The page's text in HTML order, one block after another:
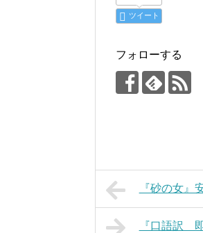
ツイート
フォローする
『砂の女』
『口語訳